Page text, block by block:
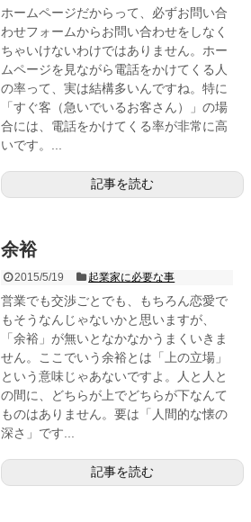
ホームページだからって、必ずお問い合
わせフォームからお問い合わせをしなく
ちゃいけないわけではありません。ホー
ムページを見ながら電話をかけてくる人
の率って、実は結構多いんですね。特に
「すぐ客（急いでいるお客さん）」の場
合には、電話をかけてくる率が非常に高
いです。...
記事を読む
余裕
2015/5/19 起業家に必要な事
営業でも交渉ごとでも、もちろん恋愛で
もそうなんじゃないかと思いますが、
「余裕」が無いとなかなかうまくいきま
せん。ここでいう余裕とは「上の立場」
という意味じゃあないですよ。人と人と
の間に、どちらが上でどちらが下なんて
ものはありません。要は「人間的な懐の
深さ」です...
記事を読む